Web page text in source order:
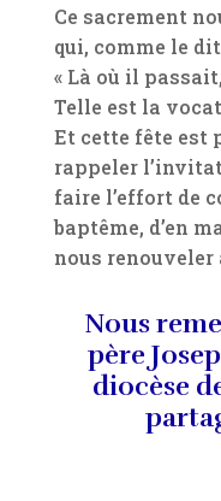
Ce sacrement
qui, comme le
« Là où il
Telle est la
Et cette fête est
rappeler
faire l’effort de
baptême, d’en
nous
Nous
père
diocèse